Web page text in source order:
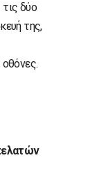
δύο
της,
οθόνες.